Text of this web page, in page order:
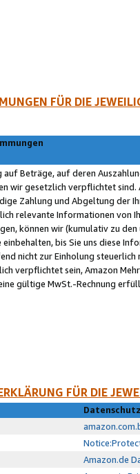
FÜR DIE
auf Beträge, auf deren
wir gesetzlich verpflichtet
Zahlung und Abgeltung der
relevante Informationen von
können wir (kumulativ zu
bis Sie uns diese
nicht zur Einholung
verpflichtet sein, Amazon
gültige MwSt.-Rechnung
FÜR DIE
Amazon.de